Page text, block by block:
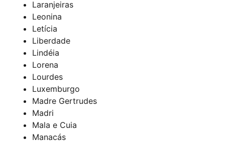
Laranjeiras
Leonina
Letícia
Liberdade
Lindéia
Lorena
Lourdes
Luxemburgo
Madre Gertrudes
Madri
Mala e Cuia
Manacás